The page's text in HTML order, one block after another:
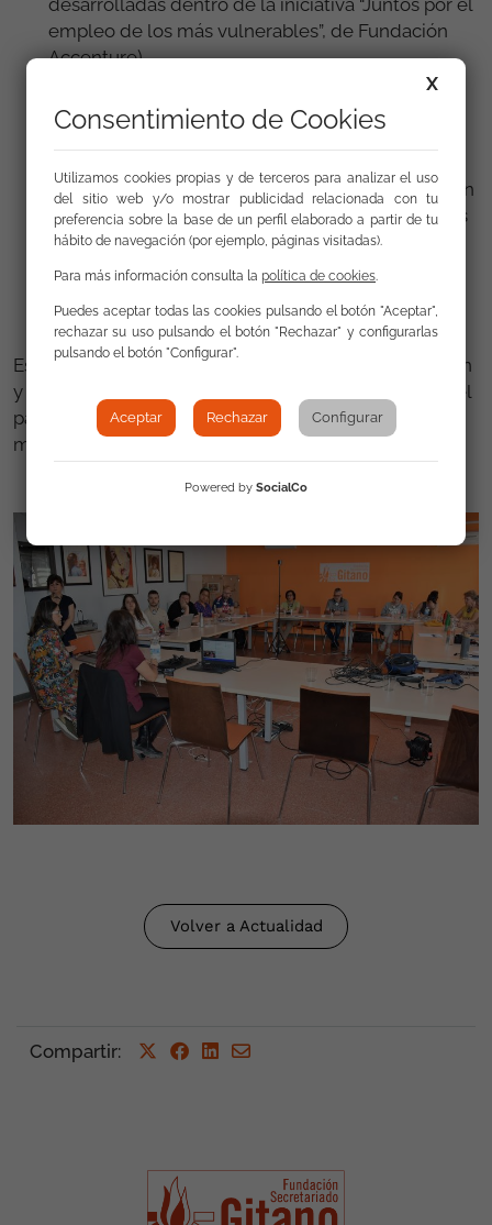
desarrolladas dentro de la iniciativa “Juntos por el
empleo de los más vulnerables”, de Fundación
Accenture),
los programas Empleando Digital y Empleando
Digital +, con sus experiencias de formación
el Campus Gitano.org: la plataforma de formación
online de la FSG, que incluye cursos y materiales
específicos para participantes de nuestros
programas y para profesionales,
formación ocupacional.
Esperamos que esta visita haya servido de inspiración
y aprendizajes que se puedan aplicar a la realidad del
país vecino, para mejorar la situación de sus jóvenes
más vulnerables.
Volver a Actualidad
Compartir:
X
Consentimiento de Cookies
Utilizamos cookies propias y de terceros para analizar el uso
del sitio web y/o mostrar publicidad relacionada con tu
preferencia sobre la base de un perfil elaborado a partir de tu
hábito de navegación (por ejemplo, páginas visitadas).
Para más información consulta la política de cookies
Puedes aceptar todas las cookies pulsando el botón "Aceptar",
rechazar su uso pulsando el botón "Rechazar" y configurarlas
pulsando el botón "Configurar".
Aceptar Rechazar Configurar
Powered by SocialCo